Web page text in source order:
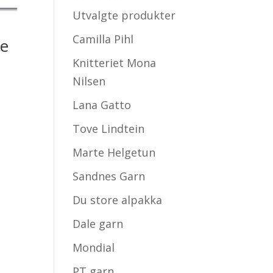
Utvalgte produkter
Camilla Pihl
Knitteriet Mona
Nilsen
Lana Gatto
Tove Lindtein
Marte Helgetun
Sandnes Garn
Du store alpakka
Dale garn
Mondial